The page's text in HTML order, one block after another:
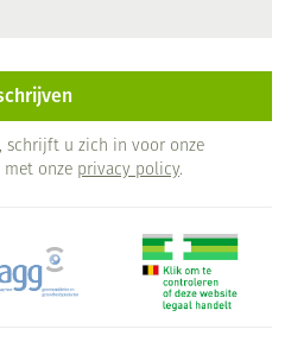
schrijft u zich in voor onze
met onze privacy policy.